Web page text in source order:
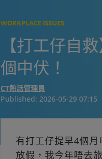
WORKPLACE ISSUES
【打工仔自
個中伏！
CT熱話管理員
Published: 2026-05-29 07:15
有打工仔提早4個
放假，我今年唔去